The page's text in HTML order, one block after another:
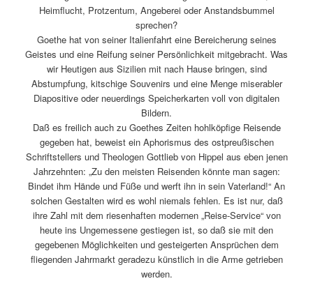
Heimflucht, Protzentum, Angeberei oder Anstandsbummel
sprechen?
Goethe hat von seiner Italienfahrt eine Bereicherung seines
Geistes und eine Reifung seiner Persönlichkeit mitgebracht. Was
wir Heutigen aus Sizilien mit nach Hause bringen, sind
Abstumpfung, kitschige Souvenirs und eine Menge miserabler
Diapositive oder neuerdings Speicherkarten voll von digitalen
Bildern.
Daß es freilich auch zu Goethes Zeiten hohlköpfige Reisende
gegeben hat, beweist ein Aphorismus des ostpreußischen
Schriftstellers und Theologen Gottlieb von Hippel aus eben jenen
Jahrzehnten: „Zu den meisten Reisenden könnte man sagen:
Bindet ihm Hände und Füße und werft ihn in sein Vaterland!“ An
solchen Gestalten wird es wohl niemals fehlen. Es ist nur, daß
ihre Zahl mit dem riesenhaften modernen „Reise-Service“ von
heute ins Ungemessene gestiegen ist, so daß sie mit den
gegebenen Möglichkeiten und gesteigerten Ansprüchen dem
fliegenden Jahrmarkt geradezu künstlich in die Arme getrieben
werden.